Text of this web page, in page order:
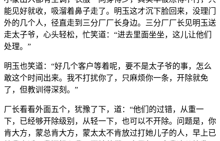
能见好就收，吸溜着鼻子走了。明玉这才沉下脸回来，没理门
外的几个人，径直走到三分厂厂长身边。三分厂厂长见明玉送
走太子爷，心头轻松，忙笑道：“进去里面坐坐，这儿让他们
处理。”
明玉也笑道：“好几个客户等着呢，要不是太子爷的事，怎么
敢这个时间出来。我不打扰你了，只麻烦你一条，开除就免
了，但教训得深刻。”
厂长看看外面五个，犹豫了下，道：“他们的过错，从重一
下，已经够开除级别，从轻一下，也可以不开除。问题是，你
肯大方，蒙总肯大方，蒙太太不肯放过打她儿子的人，早上已